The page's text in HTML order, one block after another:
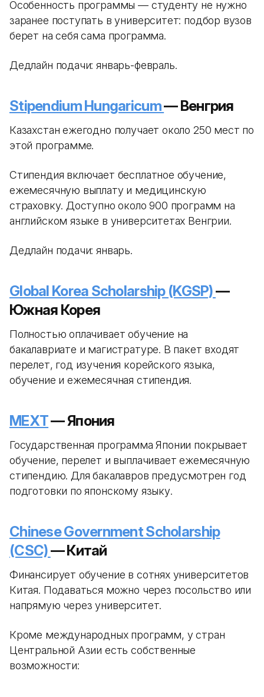
Особенность программы — студенту не нужно
заранее поступать в университет: подбор вузов
берет на себя сама программа.
Дедлайн подачи: январь-февраль.
Stipendium Hungaricum— Венгрия
Казахстан ежегодно получает около 250 мест по
этой программе.
Стипендия включает бесплатное обучение,
ежемесячную выплату и медицинскую
страховку. Доступно около 900 программ на
английском языке в университетах Венгрии.
Дедлайн подачи: январь.
Global Korea Scholarship (KGSP)—
Южная Корея
Полностью оплачивает обучение на
бакалавриате и магистратуре. В пакет входят
перелет, год изучения корейского языка,
обучение и ежемесячная стипендия.
MEXT— Япония
Государственная программа Японии покрывает
обучение, перелет и выплачивает ежемесячную
стипендию. Для бакалавров предусмотрен год
подготовки по японскому языку.
Chinese Government Scholarship
(CSC)— Китай
Финансирует обучение в сотнях университетов
Китая. Подаваться можно через посольство или
напрямую через университет.
Кроме международных программ, у стран
Центральной Азии есть собственные
возможности: